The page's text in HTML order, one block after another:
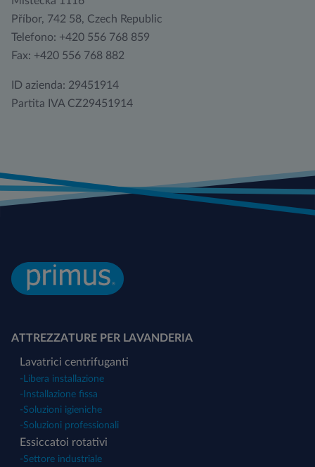
Příbor, 742 58, Czech Republic
Telefono: +420 556 768 859
Fax: +420 556 768 882
ID azienda: 29451914
Partita IVA CZ29451914
ATTREZZATURE PER LAVANDERIA
Lavatrici centrifuganti
- Libera installazione
- Installazione fissa
-Soluzioni igieniche
-Soluzioni professionali
Essiccatoi rotativi
-Settore industriale